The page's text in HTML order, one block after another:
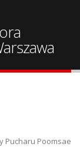
Pucharu Poomsae